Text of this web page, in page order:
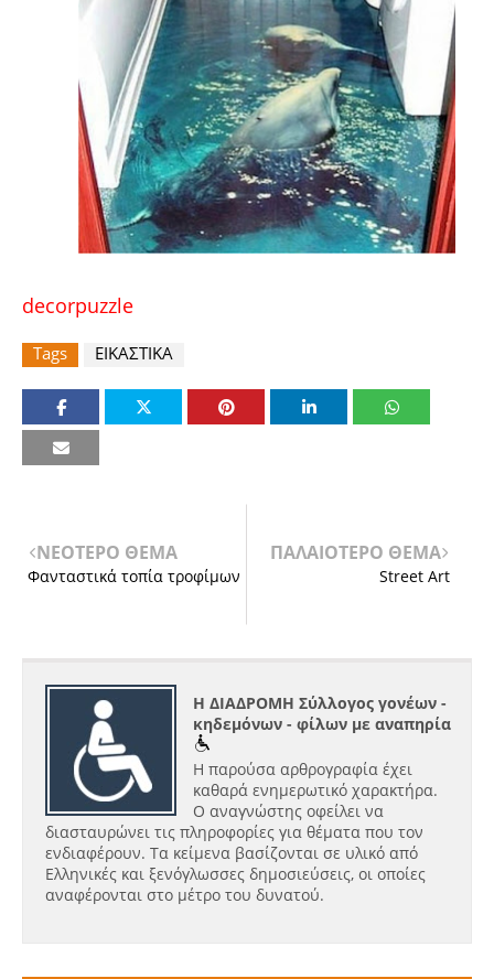
decorpuzzle
Tags ΕΙΚΑΣΤΙΚΑ
ΝΕΟΤΕΡΟ ΘΕΜΑ
Φανταστικά τοπία τροφίμων
ΠΑΛΑΙΟΤΕΡΟ ΘΕΜΑ
Street Art
Η ΔΙΑΔΡΟΜΗ Σύλλογος γονέων -
κηδεμόνων - φίλων με αναπηρία
Η παρούσα αρθρογραφία έχει
καθαρά ενημερωτικό χαρακτήρα.
Ο αναγνώστης οφείλει να
διασταυρώνει τις πληροφορίες για θέματα που τον
ενδιαφέρουν. Τα κείμενα βασίζονται σε υλικό από
Ελληνικές και ξενόγλωσσες δημοσιεύσεις, οι οποίες
αναφέρονται στο μέτρο του δυνατού.